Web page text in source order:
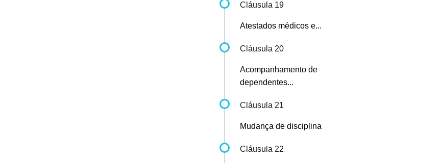
Cláusula 19
Atestados médicos e...
Cláusula 20
Acompanhamento de
dependentes...
Cláusula 21
Mudança de disciplina
Cláusula 22